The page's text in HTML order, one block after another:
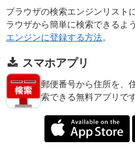
ブラウザの検索エンジンリスト
ラウザから簡単に検索できるよ
エンジンに登録する方法。
スマホアプリ
郵便番号から住所を、
索できる無料アプリです